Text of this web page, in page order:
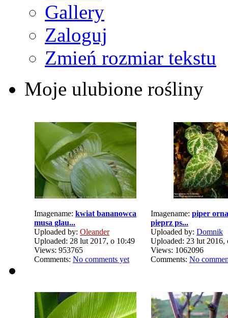
Gallery
Zaloguj
Zmień rozmiar tekstu
Moje ulubione rośliny
Imagename: kwiat bananowca
musa glau...
Uploaded by: Oleander
Uploaded: 28 lut 2017, o 10:49
Views: 953765
Comments: No comments yet
Imagename: piper
pieprz ps...
Uploaded by: Domnik
Uploaded: 23 lut 2016,
Views: 1062096
Comments: No